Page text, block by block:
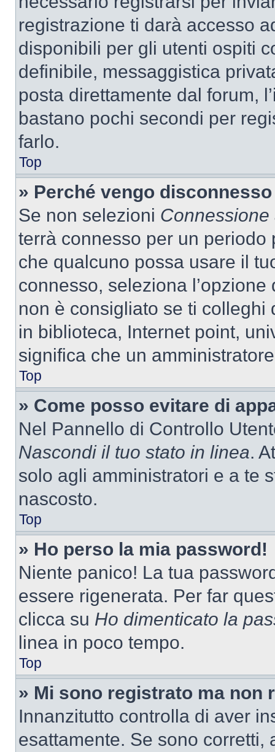
registrazione ti darà accesso
disponibili per gli utenti ospiti
definibile, messaggistica
posta direttamente dal forum,
bastano pochi secondi per
farlo.
Top
» Perché vengo
Se non selezioni
terrà connesso per un
che qualcuno possa usare il
connesso, seleziona
non è consigliato se ti
in biblioteca, Internet point,
significa che un
Top
» Come posso evitare di
Nel Pannello di Controllo
Nascondi il tuo stato in linea.
solo agli amministratori e a te
nascosto.
Top
» Ho perso la mia password!
Niente panico! La tua
essere rigenerata. Per far
clicca su Ho dimenticato la
linea in poco tempo.
Top
» Mi sono registrato ma non
Innanzitutto controlla di aver
esattamente. Se sono